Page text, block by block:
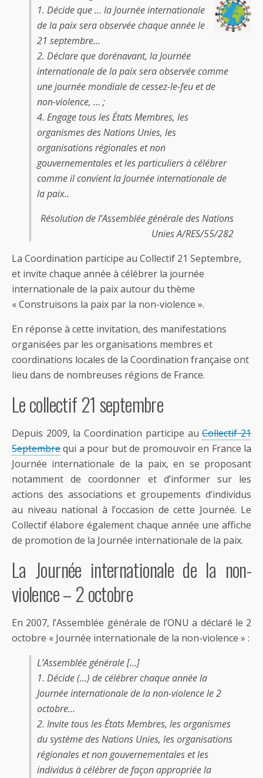
1. Décide que … la Journée internationale
de la paix sera observée chaque année le
21 septembre…
2. Déclare que dorénavant, la Journée
internationale de la paix sera observée comme
une journée mondiale de cessez-le-feu et de
non-violence, … ;
4. Engage tous les États Membres, les
organismes des Nations Unies, les
organisations régionales et non
gouvernementales et les particuliers à célébrer
comme il convient la Journée internationale de
la paix..
Résolution de l’Assemblée générale des Nations
Unies A/RES/55/282
La Coordination participe au Collectif 21 Septembre,
et invite chaque année à célébrer la journée
internationale de la paix autour du thème
« Construisons la paix par la non-violence ».
En réponse à cette invitation, des manifestations
organisées par les organisations membres et
coordinations locales de la Coordination française ont
lieu dans de nombreuses régions de France.
Le collectif 21 septembre
Depuis 2009, la Coordination participe auCollectif 21
Septembrequi a pour but de promouvoir en France la
Journée internationale de la paix, en se proposant
notamment de coordonner et d’informer sur les
actions des associations et groupements d’individus
au niveau national à l’occasion de cette Journée. Le
Collectif élabore également chaque année une affiche
de promotion de la Journée internationale de la paix.
La Journée internationale de la non-
violence – 2 octobre
En 2007, l’Assemblée générale de l’ONU a déclaré le 2
octobre « Journée internationale de la non-violence » :
L’Assemblée générale […]
1. Décide (…) de célébrer chaque année la
Journée internationale de la non-violence le 2
octobre…
2. Invite tous les États Membres, les organismes
du système des Nations Unies, les organisations
régionales et non gouvernementales et les
individus à célébrer de façon appropriée la